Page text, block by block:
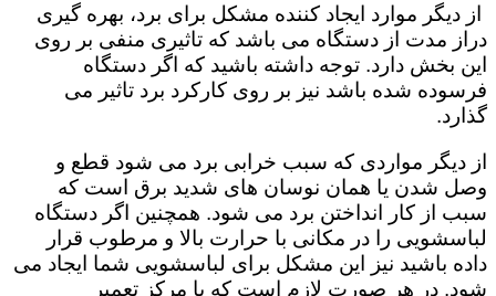
از دیگر موارد ایجاد کننده مشکل برای برد، بهره گیری
دراز مدت از دستگاه می باشد که تاثیری منفی بر روی
این بخش دارد. توجه داشته باشید که اگر دستگاه
فرسوده شده باشد نیز بر روی کارکرد برد تاثیر می
گذارد.
از دیگر مواردی که سبب خرابی برد می شود قطع و
وصل شدن یا همان نوسان های شدید برق است که
سبب از کار انداختن برد می شود. همچنین اگر دستگاه
لباسشویی را در مکانی با حرارت بالا و مرطوب قرار
داده باشید نیز این مشکل برای لباسشویی شما ایجاد می
شود. در هر صورت لازم است که با مرکز تعمیر